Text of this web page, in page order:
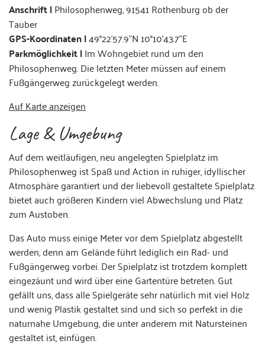
Anschrift |Philosophenweg, 91541 Rothenburg ob der
Tauber
GPS-Koordinaten |49°22'57.9"N 10°10'43.7"E
Parkmöglichkeit |Im Wohngebiet rund um den
Philosophenweg. Die letzten Meter müssen auf einem
Fußgängerweg zurückgelegt werden.
Auf Karte anzeigen
Lage & Umgebung
Auf dem weitläufigen, neu angelegten Spielplatz im
Philosophenweg ist Spaß und Action in ruhiger, idyllischer
Atmosphäre garantiert und der liebevoll gestaltete Spielplatz
bietet auch größeren Kindern viel Abwechslung und Platz
zum Austoben.
Das Auto muss einige Meter vor dem Spielplatz abgestellt
werden, denn am Gelände führt lediglich ein Rad- und
Fußgängerweg vorbei. Der Spielplatz ist trotzdem komplett
eingezäunt und wird über eine Gartentüre betreten. Gut
gefällt uns, dass alle Spielgeräte sehr natürlich mit viel Holz
und wenig Plastik gestaltet sind und sich so perfekt in die
naturnahe Umgebung, die unter anderem mit Natursteinen
gestaltet ist, einfügen.